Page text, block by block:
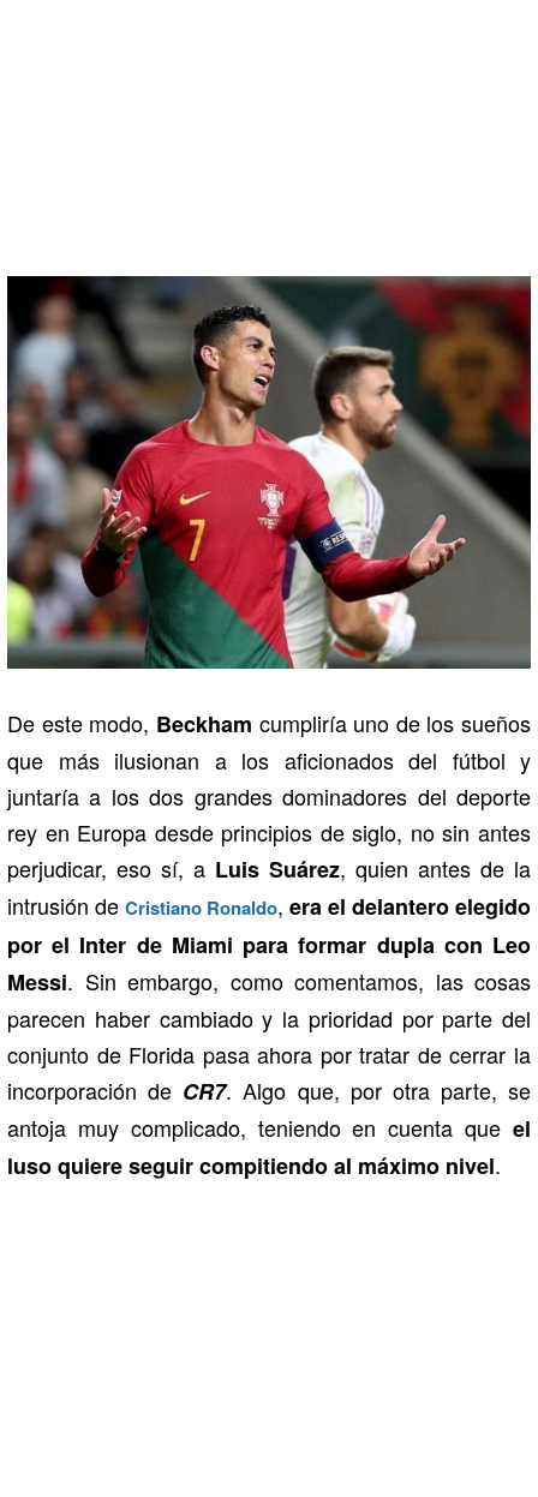
De este modo, Beckham cumpliría uno de los sueños
que más ilusionan a los aficionados del fútbol y
juntaría a los dos grandes dominadores del deporte
rey en Europa desde principios de siglo, no sin antes
perjudicar, eso sí, a Luis Suárez, quien antes de la
intrusión de Cristiano Ronaldo, era el delantero elegido
por el Inter de Miami para formar dupla con Leo
Messi. Sin embargo, como comentamos, las cosas
parecen haber cambiado y la prioridad por parte del
conjunto de Florida pasa ahora por tratar de cerrar la
incorporación de CR7. Algo que, por otra parte, se
antoja muy complicado, teniendo en cuenta que el
luso quiere seguir compitiendo al máximo nivel.